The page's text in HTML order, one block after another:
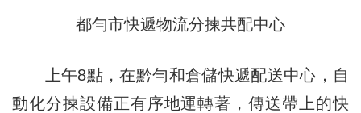
都勻市快遞物流分揀共配中心
上午8點，在黔勻和倉儲快遞配送中心，自
動化分揀設備正有序地運轉著，傳送帶上的快